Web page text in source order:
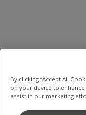
By clicking “Accept All
on your device to
assist in our marketing